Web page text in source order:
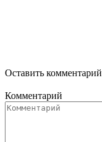
Оставить комментарий
Комментарий